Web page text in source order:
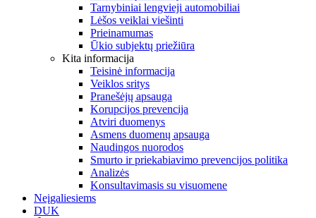
Tarnybiniai lengvieji automobiliai
Lėšos veiklai viešinti
Prieinamumas
Ūkio subjektų priežiūra
Kita informacija
Teisinė informacija
Veiklos sritys
Pranešėjų apsauga
Korupcijos prevencija
Atviri duomenys
Asmens duomenų apsauga
Naudingos nuorodos
Smurto ir priekabiavimo prevencijos politika
Analizės
Konsultavimasis su visuomene
Neįgaliesiems
DUK